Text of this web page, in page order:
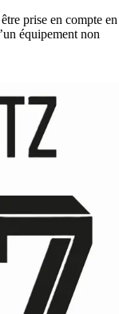
prise en compte en
équipement non